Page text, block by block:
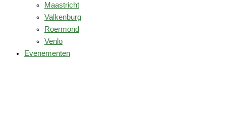
Maastricht
Valkenburg
Roermond
Venlo
Evenementen